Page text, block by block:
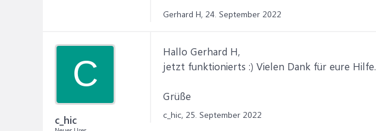
Gerhard H, 24. September 2022
C
c_hic
Hallo Gerhard H,
jetzt funktionierts :) Vielen Dank für eure Hilfe.
Grüße
c_hic, 25. September 2022